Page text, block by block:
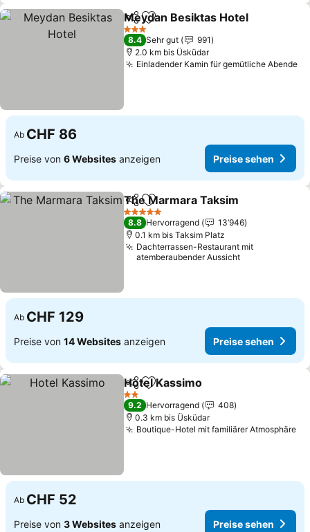
TeilenZu Favoriten hinzufügen
Meydan Besiktas Hotel
3 Sterne
8.4 Sehr gut
991
2.0 km bis Üsküdar
Einladender Kamin für gemütliche Abende
Ab CHF 86
Preise von 6 Websites anzeigen Preise sehen
TeilenZu Favoriten hinzufügen
The Marmara Taksim
5 Sterne
8.8 Hervorragend
13’946
0.1 km bis Taksim Platz
Dachterrassen-Restaurant mit
atemberaubender Aussicht
Ab CHF 129
Preise von 14 Websites anzeigen Preise sehen
TeilenZu Favoriten hinzufügen
Hotel Kassimo
2 Sterne
9.2 Hervorragend
408
0.3 km bis Üsküdar
Boutique-Hotel mit familiärer Atmosphäre
Ab CHF 52
Preise von 3 Websites anzeigen Preise sehen